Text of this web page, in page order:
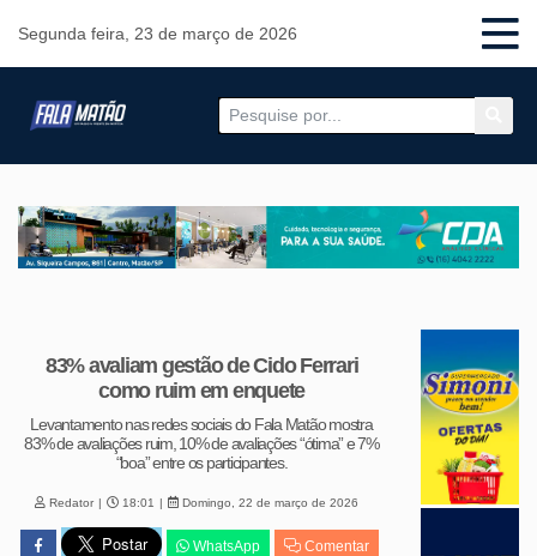
Segunda feira, 23 de março de 2026
83% avaliam gestão de Cido Ferrari
como ruim em enquete
Levantamento nas redes sociais do Fala Matão mostra
83% de avaliações ruim, 10% de avaliações “ótima” e 7%
“boa” entre os participantes.
Redator 18:01 Domingo, 22 de março de 2026
WhatsApp Comentar